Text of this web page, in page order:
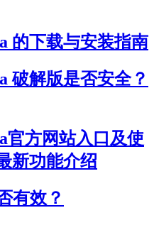
的下载与安装指南
破解版是否安全？
官方网站入口及使
新功能介绍
有效？